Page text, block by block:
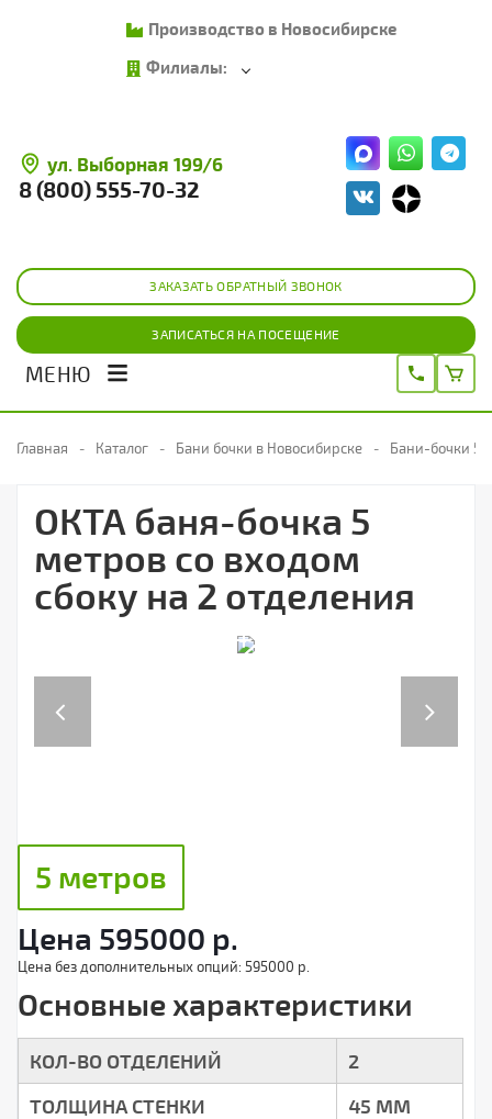
Производство в Новосибирске
Филиалы:
ул. Выборная 199/6
8 (800) 555-70-32
ЗАКАЗАТЬ ОБРАТНЫЙ ЗВОНОК
ЗАПИСАТЬСЯ НА ПОСЕЩЕНИЕ
МЕНЮ
Главная Каталог Бани бочки в Новосибирске Бани-бочки 5
ОКТА баня-бочка 5
метров со входом
сбоку на 2 отделения
5 метров
Цена 595000 р.
Цена без дополнительных опций: 595000 р.
Основные характеристики
КОЛ-ВО ОТДЕЛЕНИЙ
2
ТОЛЩИНА СТЕНКИ
45 ММ